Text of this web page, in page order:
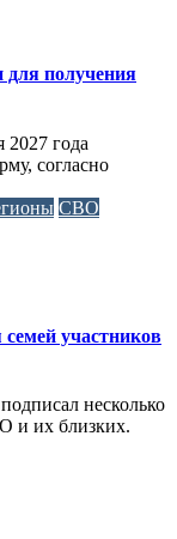
для получения
2027 года
согласно
СВО
участников
несколько
и их близких.